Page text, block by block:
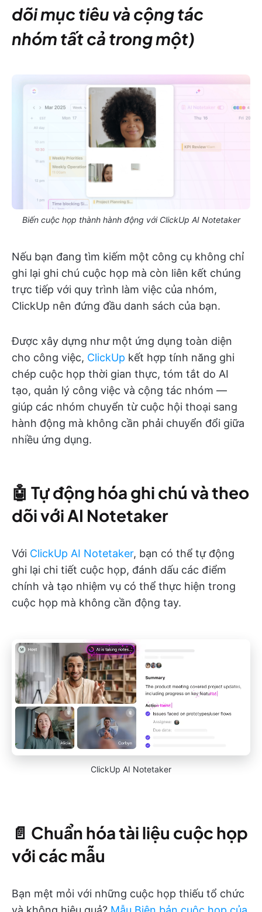
dõi mục tiêu và cộng tác
nhóm tất cả trong một)
Biến cuộc họp thành hành động với ClickUp AI Notetaker
Nếu bạn đang tìm kiếm một công cụ không chỉ
ghi lại ghi chú cuộc họp mà còn liên kết chúng
trực tiếp với quy trình làm việc của nhóm,
ClickUp nên đứng đầu danh sách của bạn.
Được xây dựng như một ứng dụng toàn diện
cho công việc, ClickUp kết hợp tính năng ghi
chép cuộc họp thời gian thực, tóm tắt do AI
tạo, quản lý công việc và cộng tác nhóm —
giúp các nhóm chuyển từ cuộc hội thoại sang
hành động mà không cần phải chuyển đổi giữa
nhiều ứng dụng.
🤖 Tự động hóa ghi chú và theo
dõi với AI Notetaker
Với ClickUp AI Notetaker, bạn có thể tự động
ghi lại chi tiết cuộc họp, đánh dấu các điểm
chính và tạo nhiệm vụ có thể thực hiện trong
cuộc họp mà không cần động tay.
ClickUp AI Notetaker
📄 Chuẩn hóa tài liệu cuộc họp
với các mẫu
Bạn mệt mỏi với những cuộc họp thiếu tổ chức